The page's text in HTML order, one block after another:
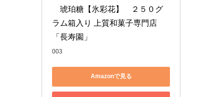
琥珀糖【氷彩花】　２５０グ
ラム箱入り 上質和菓子専門店
「長寿園」
003
Amazonで見る